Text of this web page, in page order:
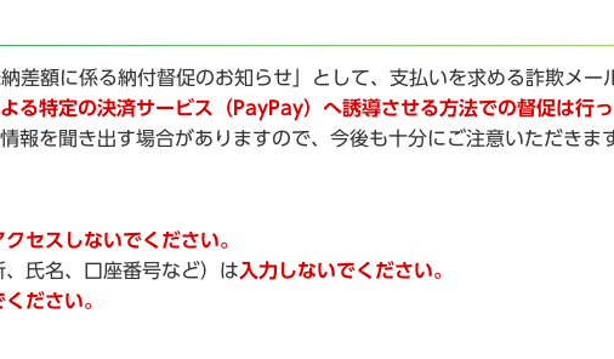
額に係る納付督促のお知らせ」として、支払いを求める詐欺メー
る特定の決済サービス（PayPay）へ誘導させる方法での督促は行
報を聞き出す場合がありますので、今後も十分にご注意いただきま
セスしないでください。
氏名、口座番号など）は入力しないでください。
ださい。